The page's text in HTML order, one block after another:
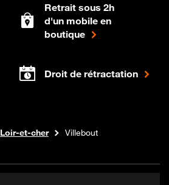
Retrait sous 2h
d'un mobile en
boutique
Droit de rétractation
Loir-et-cher Villebout